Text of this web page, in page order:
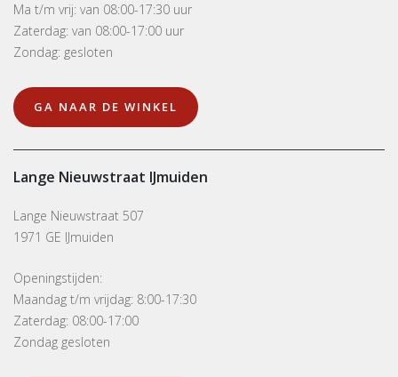
Ma t/m vrij: van 08:00-17:30 uur
Zaterdag: van 08:00-17:00 uur
Zondag: gesloten
GA NAAR DE WINKEL
Lange Nieuwstraat IJmuiden
Lange Nieuwstraat 507
1971 GE IJmuiden
Openingstijden:
Maandag t/m vrijdag: 8:00-17:30
Zaterdag: 08:00-17:00
Zondag gesloten